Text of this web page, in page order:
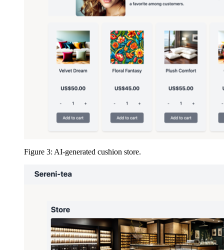
Figure 3: AI-generated cushion store.